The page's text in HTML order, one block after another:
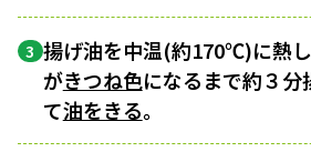
3 揚げ油を中温(約170℃)に熱
がきつね色になるまで約３分
て油をきる。